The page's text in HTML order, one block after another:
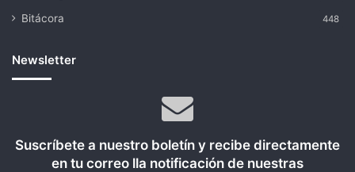
Bitácora 448
Newsletter
Suscríbete a nuestro boletín y recibe directamente
en tu correo lla notificación de nuestras